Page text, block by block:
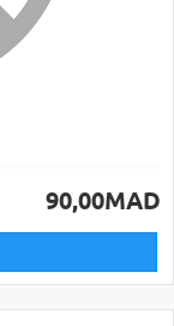
90,00MAD